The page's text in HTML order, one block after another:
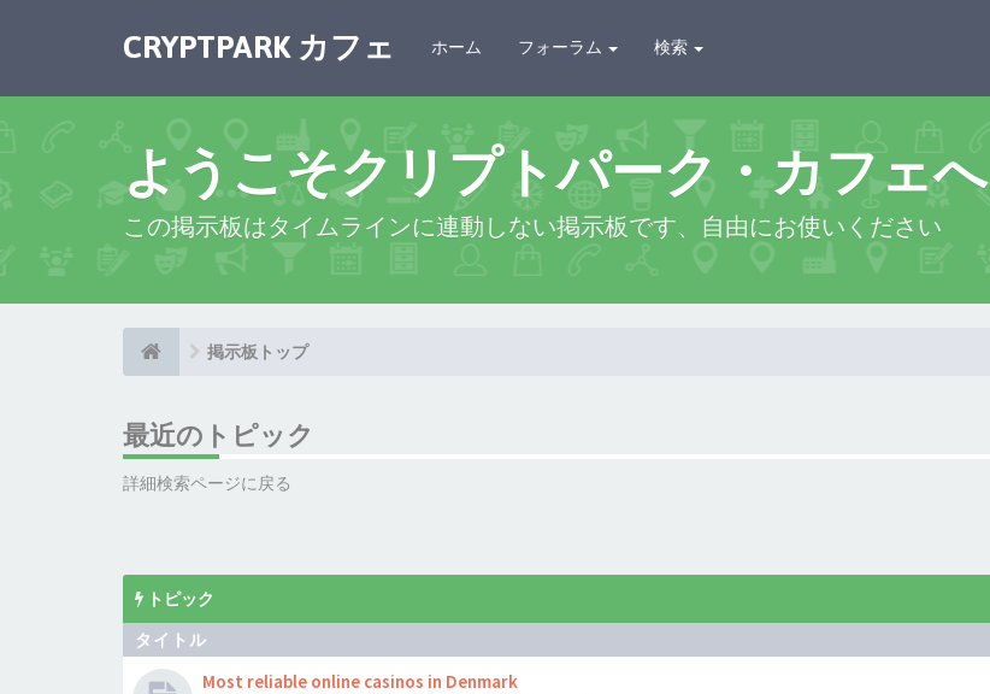
CRYPTPARK カフェ ホーム フォーラム 検索
ようこそクリプトパーク・カフェへ
この掲示板はタイムラインに連動しない掲示板です、自由にお使いください
掲示板トップ
最近のトピック
詳細検索ページに戻る
トピック
タイトル
Most reliable online casinos in Denmark